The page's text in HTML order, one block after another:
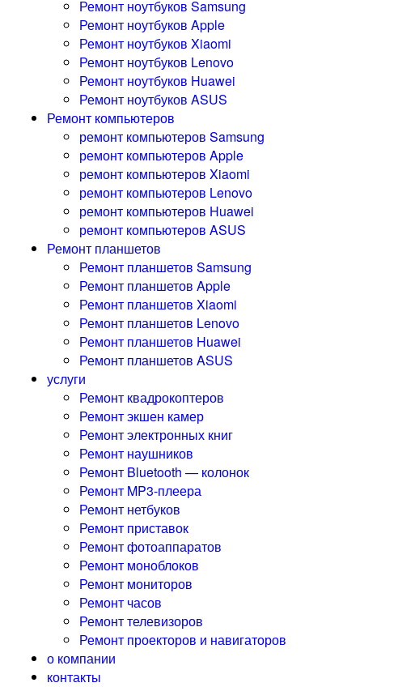
Ремонт ноутбуков Samsung
Ремонт ноутбуков Apple
Ремонт ноутбуков Xiaomi
Ремонт ноутбуков Lenovo
Ремонт ноутбуков Huawei
Ремонт ноутбуков ASUS
Ремонт компьютеров
ремонт компьютеров Samsung
ремонт компьютеров Apple
ремонт компьютеров Xiaomi
ремонт компьютеров Lenovo
ремонт компьютеров Huawei
ремонт компьютеров ASUS
Ремонт планшетов
Ремонт планшетов Samsung
Ремонт планшетов Apple
Ремонт планшетов Xiaomi
Ремонт планшетов Lenovo
Ремонт планшетов Huawei
Ремонт планшетов ASUS
услуги
Ремонт квадрокоптеров
Ремонт экшен камер
Ремонт электронных книг
Ремонт наушников
Ремонт Bluetooth — колонок
Ремонт MP3-плеера
Ремонт нетбуков
Ремонт приставок
Ремонт фотоаппаратов
Ремонт моноблоков
Ремонт мониторов
Ремонт часов
Ремонт телевизоров
Ремонт проекторов и навигаторов
о компании
контакты